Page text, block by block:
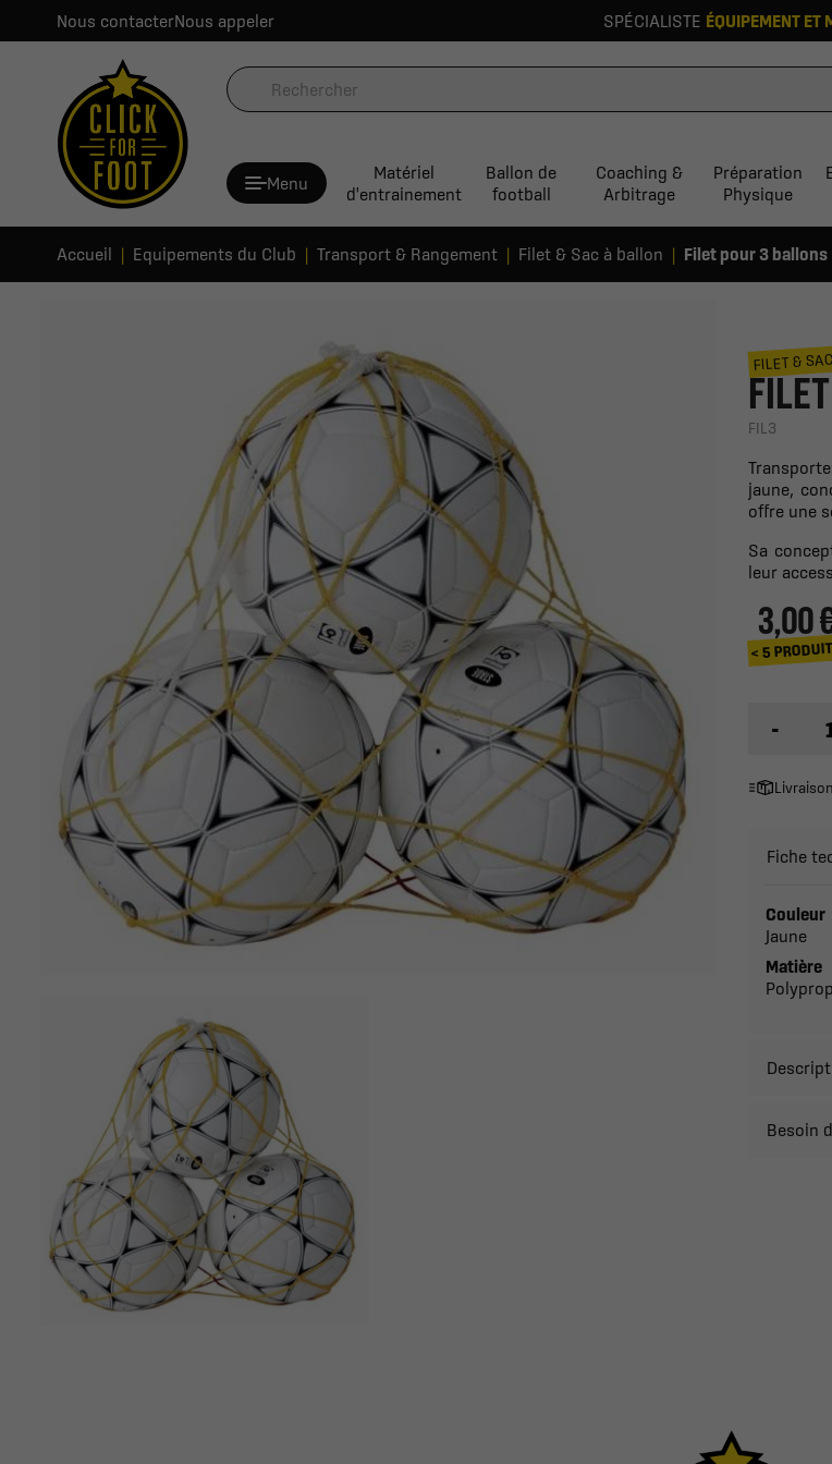
Nous contacterNous appeler SPÉCIALISTE ÉQUIPEMENT ET
Menu
Matériel
d'entrainement
Ballon de
football
Coaching &
Arbitrage
Préparation
Physique
Accueil Equipements du Club Transport & Rangement Filet & Sac à ballon Filet pour 3 ballons
FILET &
FIL3
jaune,
offre une
Sa
leur
3,00
< 5
-
Fiche
Couleur
Jaune
Matière
Besoin